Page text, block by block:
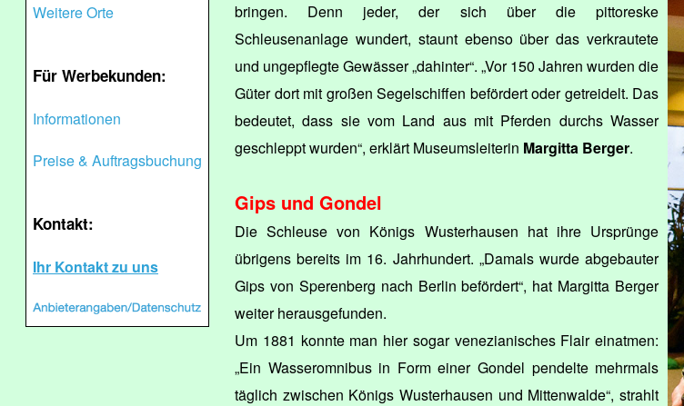
Weitere Orte
Für Werbekunden:
Informationen
Preise & Auftragsbuchung
Kontakt:
Ihr Kontakt zu uns
bringen. Denn jeder, der sich über die pittoreske
Schleusenanlage wundert, staunt ebenso über das verkrautete
und ungepflegte Gewässer „dahinter“. „Vor 150 Jahren wurden die
Güter dort mit großen Segelschiffen befördert oder getreidelt. Das
bedeutet, dass sie vom Land aus mit Pferden durchs Wasser
geschleppt wurden“, erklärt Museumsleiterin Margitta Berger.
Gips und Gondel
Die Schleuse von Königs Wusterhausen hat ihre Ursprünge
übrigens bereits im 16. Jahrhundert. „Damals wurde abgebauter
Gips von Sperenberg nach Berlin befördert“, hat Margitta Berger
weiter herausgefunden.
Um 1881 konnte man hier sogar venezianisches Flair einatmen:
„Ein Wasseromnibus in Form einer Gondel pendelte mehrmals
täglich zwischen Königs Wusterhausen und Mittenwalde“, strahlt